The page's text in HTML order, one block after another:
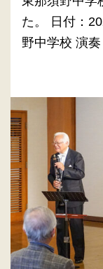
た。 日付：
野中学校 演